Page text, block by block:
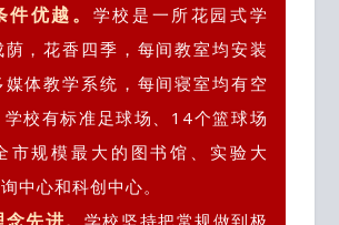
件优越。 学校是一所花园式学
，花香四季，每间教室均安装
媒体教学系统，每间寝室均有空
校有标准足球场、14个篮球场
市规模最大的图书馆、实验大
中心和科创中心。
学校坚持把常规做到极